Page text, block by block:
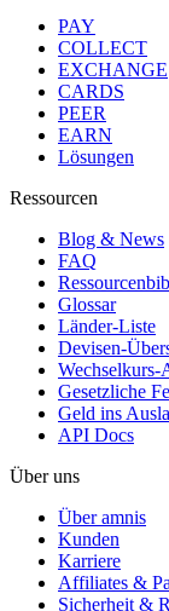
PAY
COLLECT
EXCHANGE
CARDS
PEER
EARN
Lösungen
Ressourcen
Blog & News
FAQ
Glossar
Länder-Liste
Devisen-
Wechselkurs-
Gesetzliche
Geld ins
API Docs
Über uns
Über amnis
Kunden
Karriere
Affiliates &
Sicherheit &